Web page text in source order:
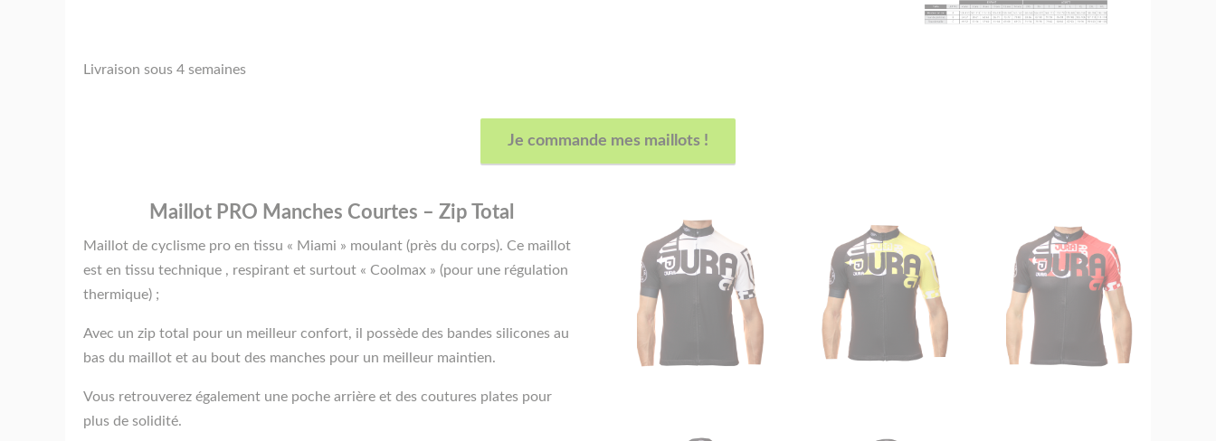
Livraison sous 4 semaines
Je commande mes maillots !
Maillot PRO Manches Courtes – Zip Total
Maillot de cyclisme pro en tissu « Miami » moulant (près du corps). Ce maillot
est en tissu technique , respirant et surtout « Coolmax » (pour une régulation
thermique) ;
Avec un zip total pour un meilleur confort, il possède des bandes silicones au
bas du maillot et au bout des manches pour un meilleur maintien.
Vous retrouverez également une poche arrière et des coutures plates pour
plus de solidité.